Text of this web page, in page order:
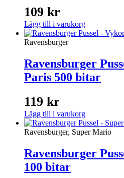
109 kr
Lägg till i varukorg
Ravensburger
Ravensburger
Paris 500 bitar
119 kr
Lägg till i varukorg
Ravensburger, Super Mario
Ravensburger
100 bitar